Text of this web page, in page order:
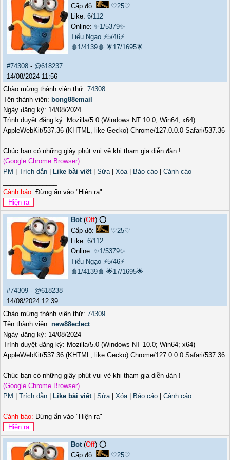
Cấp độ:
♡25♡
Like: 6/112
Online: ✨1/5379✨
Tiếu Ngạo ⚡5/46⚡
🩸1/4139🩸 🌟17/1695🌟
#74308 - @618237
14/08/2024 11:56
Chào mừng thành viên thứ: 74308
Tên thành viên: bong88email
Ngày đăng ký: 14/08/2024
Trình duyệt đăng ký: Mozilla/5.0 (Windows NT 10.0; Win64; x64)
AppleWebKit/537.36 (KHTML, like Gecko) Chrome/127.0.0.0 Safari/537.36
Chúc bạn có những giây phút vui vẻ khi tham gia diễn đàn !
(Google Chrome Browser)
PM
Trích dẫn Like bài viết| Sửa| Xóa| Báo cáo
Cảnh cáo
Cảnh báo: Đừng ấn vào "Hiện ra"
Bot(Off) ⭕️
Cấp độ:
♡25♡
Like: 6/112
Online: ✨1/5379✨
Tiếu Ngạo ⚡5/46⚡
🩸1/4139🩸 🌟17/1695🌟
#74309 - @618238
14/08/2024 12:39
Chào mừng thành viên thứ: 74309
Tên thành viên: new88eclect
Ngày đăng ký: 14/08/2024
Trình duyệt đăng ký: Mozilla/5.0 (Windows NT 10.0; Win64; x64)
AppleWebKit/537.36 (KHTML, like Gecko) Chrome/127.0.0.0 Safari/537.36
Chúc bạn có những giây phút vui vẻ khi tham gia diễn đàn !
(Google Chrome Browser)
PM
Trích dẫn Like bài viết| Sửa| Xóa| Báo cáo
Cảnh cáo
Cảnh báo: Đừng ấn vào "Hiện ra"
Bot(Off) ⭕️
Cấp độ:
♡25♡